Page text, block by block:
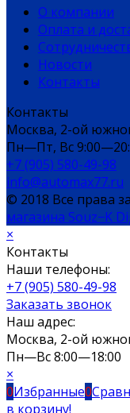
О компании
Оплата и
Новости
Контакты
Контакты
Москва, 2-ой
Пн—Пт, Вс
+7 (905) 580-49-98
info@automax77.ru
© 2018 Все права
магазина Souz−K
×
Контакты
Наши телефоны:
+7 (905) 580-49-98
Заказать звонок
Наш адрес:
Москва, 2-ой
Пн—Вс 8:00—18:00
×
0Избранные0
в корзину!